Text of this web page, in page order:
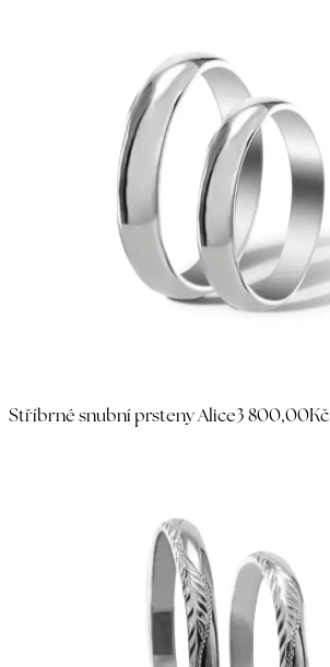
Stříbrné snubní prsteny Alice3 800,00Kč